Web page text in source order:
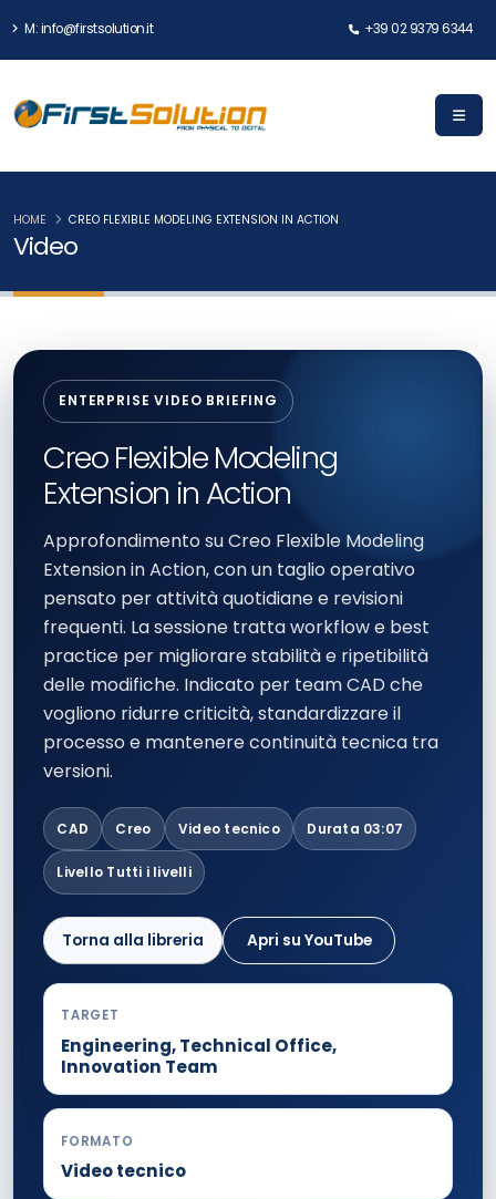
M: info@firstsolution.it +39 02 9379 6344
Video
HOME CREO FLEXIBLE MODELING EXTENSION IN ACTION
ENTERPRISE VIDEO BRIEFING
Creo Flexible Modeling
Extension in Action
Approfondimento su Creo Flexible Modeling
Extension in Action, con un taglio operativo
pensato per attività quotidiane e revisioni
frequenti. La sessione tratta workflow e best
practice per migliorare stabilità e ripetibilità
delle modifiche. Indicato per team CAD che
vogliono ridurre criticità, standardizzare il
processo e mantenere continuità tecnica tra
versioni.
CAD Creo Video tecnico Durata 03:07
Livello Tutti i livelli
Torna alla libreria Apri su YouTube
TARGET
Engineering, Technical Office,
Innovation Team
FORMATO
Video tecnico